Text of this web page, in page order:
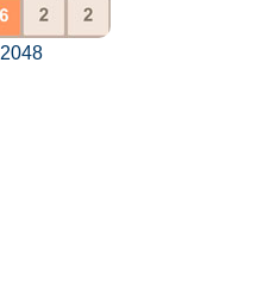
2048